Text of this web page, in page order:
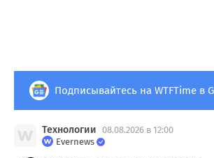
Подписывайтесь на WTFTime в
Технологии 08.08.2026 в 12:00
Evernews